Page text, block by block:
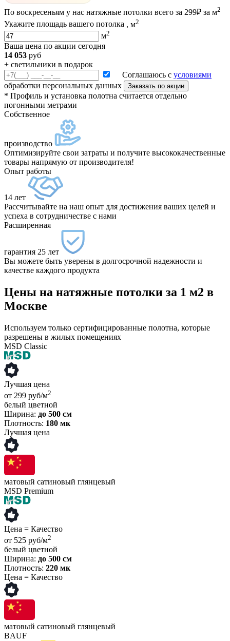
По воскресеньям у нас натяжные потолки всего за 299₽ за м2
Укажите площадь вашего потолка , м2
м2
Ваша цена по акции сегодня
14 053 руб
+ светильники в подарок
Соглашаюсь с условиями
обработки персональных данных
Заказать по акции
* Профиль и установка полотна считается отдельно
погонными метрами
Собственное
производство
Оптимизируйте свои затраты и получите высококачественные
товары напрямую от производителя!
Опыт работы
14 лет
Рассчитывайте на наш опыт для достижения ваших целей и
успеха в сотрудничестве с нами
Расширенная
гарантия 25 лет
Вы можете быть уверены в долгосрочной надежности и
качестве каждого продукта
Цены на натяжные потолки за 1 м2 в
Москве
Используем только сертифицированные полотна, которые
разрешены в жилых помещениях
MSD Classic
Лучшая цена
от 299 руб/м2
белый цветной
Ширина: до 500 см
Плотность: 180 мк
Лучшая цена
матовый сатиновый глянцевый
MSD Premium
Цена = Качество
от 525 руб/м2
белый цветной
Ширина: до 500 см
Плотность: 220 мк
Цена = Качество
матовый сатиновый глянцевый
BAUF